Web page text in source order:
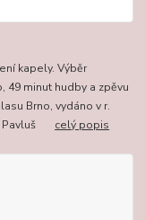
kapely. Výběr
minut hudby a zpěvu
Brno, vydáno v r.
Pavluš celý popis